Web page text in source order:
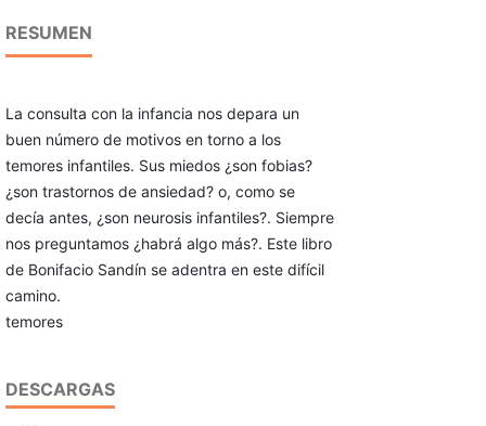
RESUMEN
La consulta con la infancia nos depara un
buen número de motivos en torno a los
temores infantiles. Sus miedos ¿son fobias?
¿son trastornos de ansiedad? o, como se
decía antes, ¿son neurosis infantiles?. Siempre
nos preguntamos ¿habrá algo más?. Este libro
de Bonifacio Sandín se adentra en este difícil
camino.
temores
DESCARGAS